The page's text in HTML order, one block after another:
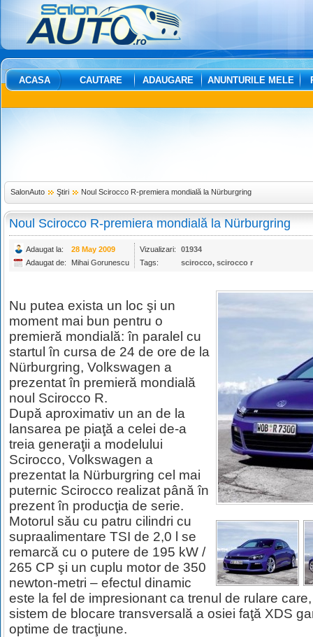
ACASA CAUTARE ADAUGARE ANUNTURILE MELE
SalonAuto Ştiri Noul Scirocco R-premiera mondială la Nürburgring
Noul Scirocco R-premiera mondială la Nürburgring
Adaugat la: 28 May 2009 Vizualizari:
01934
Adaugat de:
Mihai Gorunescu Tags: scirocco, scirocco r
Nu putea exista un loc şi un
moment mai bun pentru o
premieră mondială: în paralel cu
startul în cursa de 24 de ore de la
Nürburgring, Volkswagen a
prezentat în premieră mondială
noul Scirocco R.
După aproximativ un an de la
lansarea pe piaţă a celei de-a
treia generaţii a modelului
Scirocco, Volkswagen a
prezentat la Nürburgring cel mai
puternic Scirocco realizat până în
prezent în producţia de serie.
Motorul său cu patru cilindri cu
supraalimentare TSI de 2,0 l se
remarcă cu o putere de 195 kW /
265 CP şi un cuplu motor de 350
newton-metri – efectul dinamic
este la fel de impresionant ca trenul de rulare
sistem de blocare transversală a osiei faţă XDS
optime de tracţiune.